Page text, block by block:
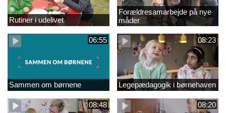
Rutiner i udelivet
Forældresamarbejde på nye
måder
06:55
Sammen om børnene
08:23
Legepædagogik i børnehaven
08:48 08:20